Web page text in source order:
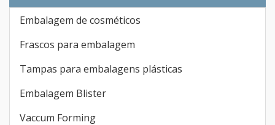
Embalagem de cosméticos
Frascos para embalagem
Tampas para embalagens plásticas
Embalagem Blister
Vaccum Forming